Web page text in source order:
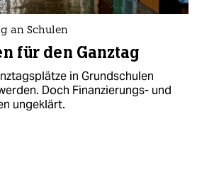
an Schulen
für den Ganztag
in Grundschulen
Doch Finanzierungs- und
ungeklärt.